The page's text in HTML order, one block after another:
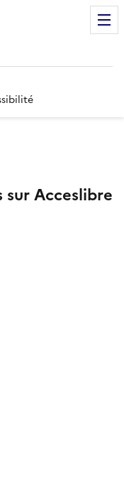
sur Acceslibre